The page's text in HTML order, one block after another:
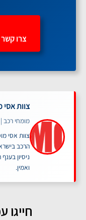
צרו קשר
צוות אסי
מומחי רכב
צוות אסי
הרכב
ניסיון
ואמין.